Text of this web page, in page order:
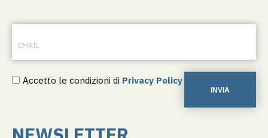
Accetto le condizioni di Privacy Policy
INVIA